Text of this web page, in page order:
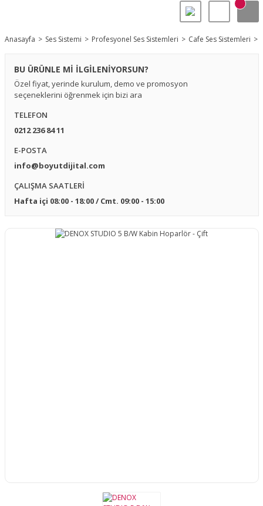
Anasayfa Ses Sistemi Profesyonel Ses Sistemleri Cafe Ses Sistemleri
BU ÜRÜNLE Mİ İLGİLENİYORSUN?
Özel fiyat, yerinde kurulum, demo ve promosyon
seçeneklerini öğrenmek için bizi ara
TELEFON
0212 236 84 11
E-POSTA
info@boyutdijital.com
ÇALIŞMA SAATLERİ
Hafta içi 08:00 - 18:00 / Cmt. 09:00 - 15:00